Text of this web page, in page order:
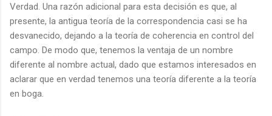
Verdad. Una razón adicional para esta decisión es que, al
presente, la antigua teoría de la correspondencia casi se ha
desvanecido, dejando a la teoría de coherencia en control del
campo. De modo que, tenemos la ventaja de un nombre
diferente al nombre actual, dado que estamos interesados en
aclarar que en verdad tenemos una teoría diferente a la teoría
en boga.